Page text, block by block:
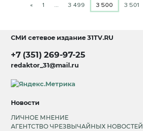
« 1 … 3 499 3 500 3 501
СМИ сетевое издание31TV.RU
+7 (351) 269-97-25
redaktor_31@mail.ru
Новости
ЛИЧНОЕ МНЕНИЕ
АГЕНТСТВО ЧРЕЗВЫЧАЙНЫХ НОВОСТЕЙ